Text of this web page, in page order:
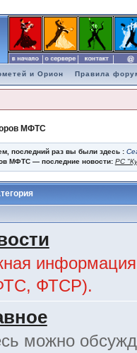
и Орион Правила
МФТС
последний раз вы были здесь :
МФТС — последние новости: РС
ФТСР).
можно